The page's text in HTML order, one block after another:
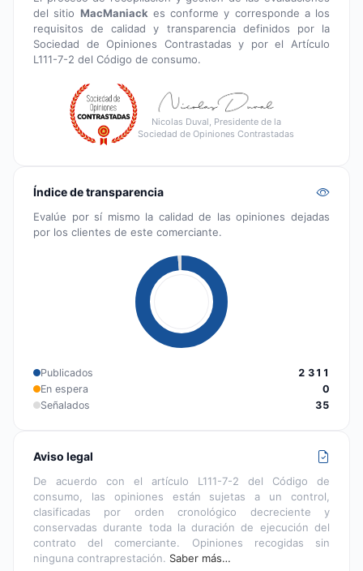
del sitio MacManiack es conforme y corresponde a los
requisitos de calidad y transparencia definidos por la
Sociedad de Opiniones Contrastadas y por el Artículo
L111-7-2 del Código de consumo.
Nicolas Duval, Presidente de la
Sociedad de Opiniones Contrastadas
Índice de transparencia
Evalúe por sí mismo la calidad de las opiniones dejadas
por los clientes de este comerciante.
Publicados
2 311
En espera
0
Señalados
35
Aviso legal
De acuerdo con el artículo L111-7-2 del Código de
consumo, las opiniones están sujetas a un control,
clasificadas por orden cronológico decreciente y
conservadas durante toda la duración de ejecución del
contrato del comerciante. Opiniones recogidas sin
ninguna contraprestación. Saber más…